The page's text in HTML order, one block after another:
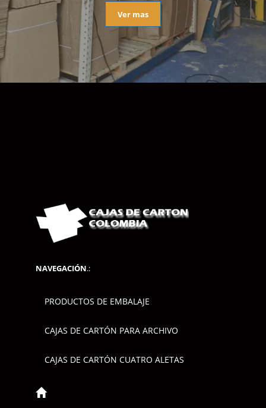
Ver mas
NAVEGACIÓN.:
PRODUCTOS DE EMBALAJE
CAJAS DE CARTÓN PARA ARCHIVO
CAJAS DE CARTÓN CUATRO ALETAS